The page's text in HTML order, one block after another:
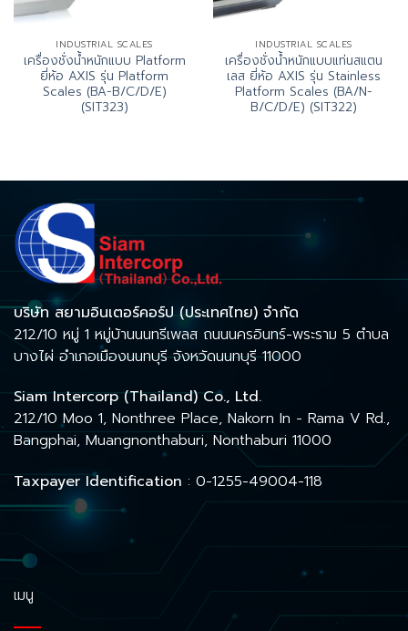
INDUSTRIAL SCALES
เครื่องชั่งน้ำหนักแบบ Platform
ยี่ห้อ AXIS รุ่น Platform
Scales (BA-B/C/D/E)
(SIT323)
INDUSTRIAL SCALES
เครื่องชั่งน้ำหนักแบบแท่นสแตน
เลส ยี่ห้อ AXIS รุ่น Stainless
Platform Scales (BA/N-
B/C/D/E) (SIT322)
บริษัท สยามอินเตอร์คอร์ป (ประเทศไทย) จำกัด
212/10 หมู่ 1 หมู่บ้านนนทรีเพลส ถนนนครอินทร์-พระราม 5 ตำบล
บางไผ่ อำเภอเมืองนนทบุรี จังหวัดนนทบุรี 11000
Siam Intercorp (Thailand) Co., Ltd.
212/10 Moo 1, Nonthree Place, Nakorn In - Rama V Rd.,
Bangphai, Muangnonthaburi, Nonthaburi 11000
Taxpayer Identification : 0-1255-49004-118
เมนู